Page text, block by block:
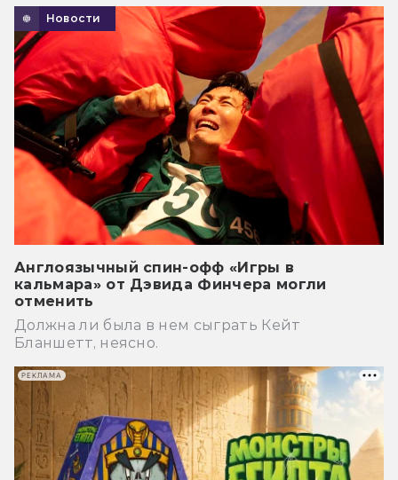
Новости
Англоязычный спин-офф «Игры в
кальмара» от Дэвида Финчера могли
отменить
Должна ли была в нем сыграть Кейт
Бланшетт, неясно.
РЕКЛАМА